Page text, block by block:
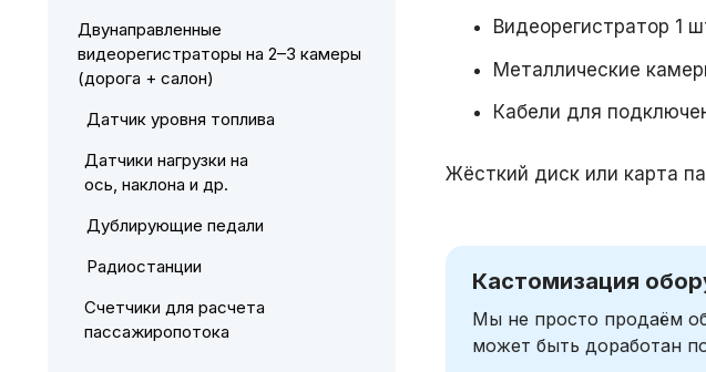
Видеорегистратор 1
Металлические
Кабели для
Жёсткий диск или карта
Кастомизация
Мы не просто продаём
может быть доработан
Двунаправленные
видеорегистраторы на 2–3 камеры
(дорога + салон)
Датчик уровня топлива
Датчики нагрузки на
ось, наклона и др.
Дублирующие педали
Радиостанции
Счетчики для расчета
пассажиропотока